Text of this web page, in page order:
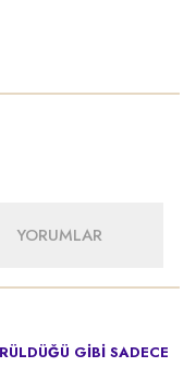
YORUMLAR
GİBİ SADECE